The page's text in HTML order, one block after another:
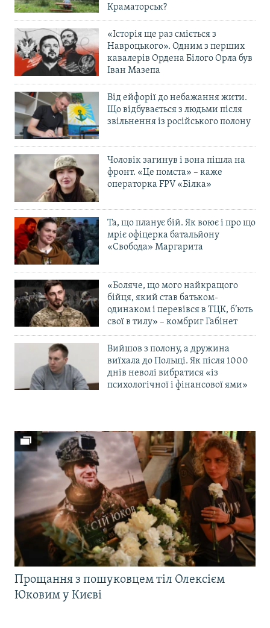
Краматорськ?
«Історія ще раз сміється з
Навроцького». Одним з перших
кавалерів Ордена Білого Орла був
Іван Мазепа
Від ейфорії до небажання жити.
Що відбувається з людьми після
звільнення із російського полону
Чоловік загинув і вона пішла на
фронт. «Це помста» – каже
операторка FPV «Білка»
Та, що планує бій. Як воює і про що
мріє офіцерка батальйону
«Свобода» Маргарита
«Боляче, що мого найкращого
бійця, який став батьком-
одинаком і перевівся в ТЦК, б’ють
свої в тилу» – комбриг Габінет
Вийшов з полону, а дружина
виїхала до Польщі. Як після 1000
днів неволі вибратися «із
психологічної і фінансової ями»
Прощання з пошуковцем тіл Олексієм
Юковим у Києві